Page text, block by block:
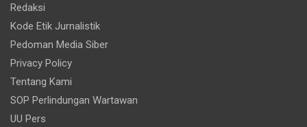
Redaksi
Kode Etik Jurnalistik
Pedoman Media Siber
Privacy Policy
Tentang Kami
SOP Perlindungan Wartawan
UU Pers